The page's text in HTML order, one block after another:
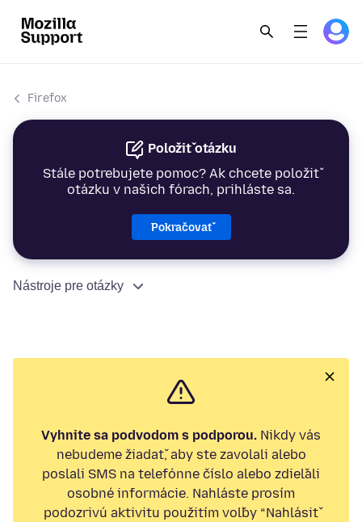
Firefox
Položiť otázku
Stále potrebujete pomoc? Ak chcete položiť
otázku v našich fórach, prihláste sa.
Pokračovať
Nástroje pre otázky
Vyhnite sa podvodom s podporou. Nikdy vás
nebudeme žiadať, aby ste zavolali alebo
poslali SMS na telefónne číslo alebo zdieľali
osobné informácie. Nahláste prosím
podozrivú aktivitu použitím voľby “Nahlásiť